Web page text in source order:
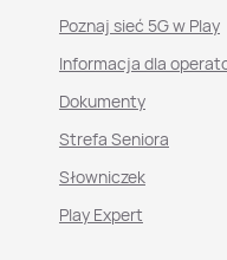
Poznaj sieć 5G w Play
Informacja dla
Dokumenty
Strefa Seniora
Słowniczek
Play Expert